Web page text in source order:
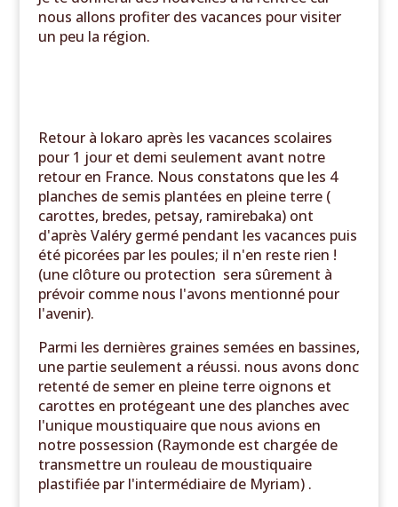
nous allons profiter des vacances pour visiter
un peu la région.
Retour à lokaro après les vacances scolaires
pour 1 jour et demi seulement avant notre
retour en France. Nous constatons que les 4
planches de semis plantées en pleine terre (
carottes, bredes, petsay, ramirebaka) ont
d'après Valéry germé pendant les vacances puis
été picorées par les poules; il n'en reste rien !
(une clôture ou protection sera sûrement à
prévoir comme nous l'avons mentionné pour
l'avenir).
Parmi les dernières graines semées en bassines,
une partie seulement a réussi. nous avons donc
retenté de semer en pleine terre oignons et
carottes en protégeant une des planches avec
l'unique moustiquaire que nous avions en
notre possession (Raymonde est chargée de
transmettre un rouleau de moustiquaire
plastifiée par l'intermédiaire de Myriam) .